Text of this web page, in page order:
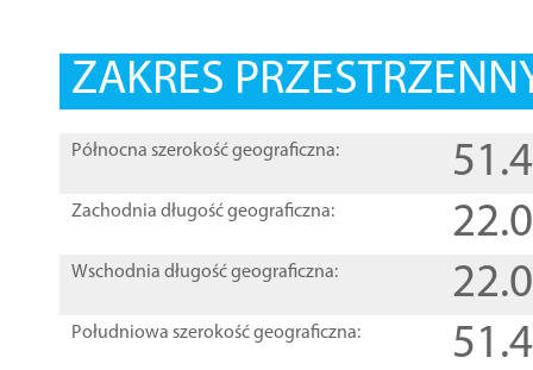
ZAKRES
Północna szerokość geograficzna:
Zachodnia długość geograficzna:
Wschodnia długość geograficzna:
Południowa szerokość geograficzna: